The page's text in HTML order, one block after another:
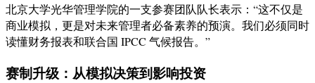
北京大学光华管理学院的一支参赛团队队长表示：“这不仅是
商业模拟，更是对未来管理者必备素养的预演。我们必须同时
读懂财务报表和联合国 IPCC 气候报告。”
赛制升级：从模拟决策到影响投资